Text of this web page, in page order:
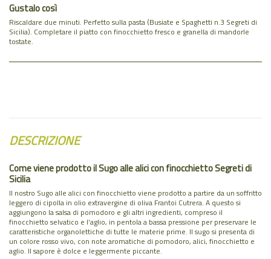
Gustalo così
Riscaldare due minuti. Perfetto sulla pasta (Busiate e Spaghetti n.3 Segreti di
Sicilia). Completare il piatto con finocchietto fresco e granella di mandorle
tostate.
DESCRIZIONE
Come viene prodotto il Sugo alle alici con finocchietto Segreti di
Sicilia
Il nostro Sugo alle alici con finocchietto viene prodotto a partire da un soffritto
leggero di cipolla in olio extravergine di oliva Frantoi Cutrera. A questo si
aggiungono la salsa di pomodoro e gli altri ingredienti, compreso il
finocchietto selvatico e l’aglio, in pentola a bassa pressione per preservare le
caratteristiche organolettiche di tutte le materie prime. Il sugo si presenta di
un colore rosso vivo, con note aromatiche di pomodoro, alici, finocchietto e
aglio. Il sapore è dolce e leggermente piccante.